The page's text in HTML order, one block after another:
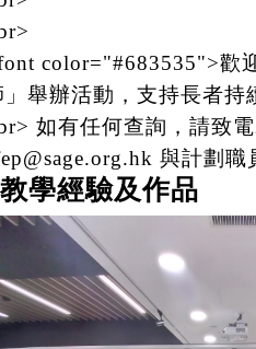
color="#683535">歡
」舉辦活動，支持長者持
如有任何查詢，請致
與計劃
教學經驗及作品